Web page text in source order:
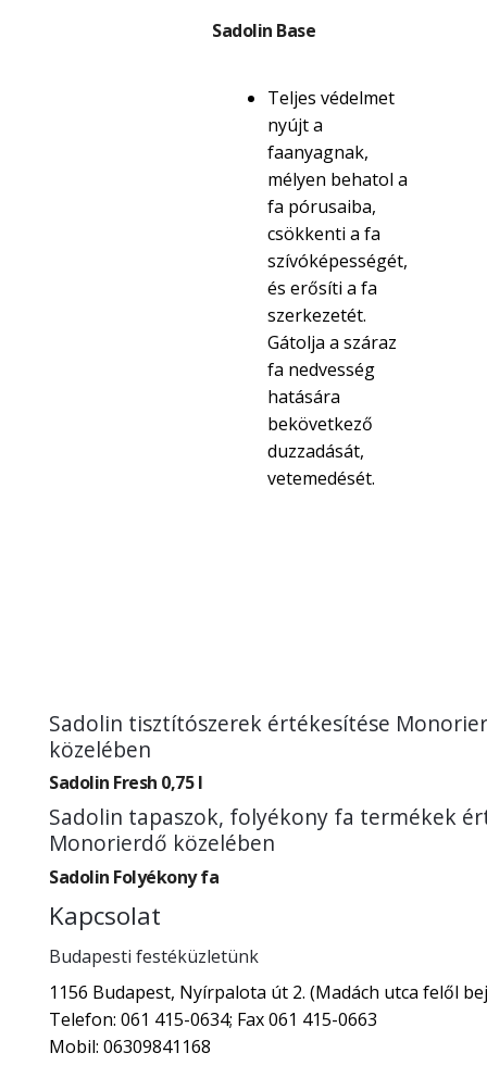
Sadolin Base
Teljes védelmet
nyújt a
faanyagnak,
mélyen behatol a
fa pórusaiba,
csökkenti a fa
szívóképességét,
és erősíti a fa
szerkezetét.
Gátolja a száraz
fa nedvesség
hatására
bekövetkező
duzzadását,
vetemedését.
Sadolin tisztítószerek értékesítése
közelében
Sadolin Fresh 0,75 l
Sadolin tapaszok, folyékony fa termékek
Monorierdő közelében
Sadolin Folyékony fa
Kapcsolat
Budapesti festéküzletünk
1156 Budapest, Nyírpalota út 2. (Madách utca felől
Telefon: 061 415-0634; Fax 061 415-0663
Mobil: 06309841168